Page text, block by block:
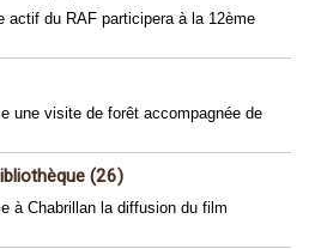
actif du RAF participera à la 12ème
une visite de forêt accompagnée de
(26)
à Chabrillan la diffusion du film